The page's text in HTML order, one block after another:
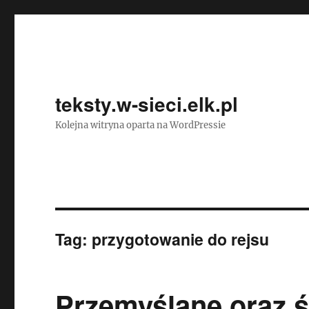
teksty.w-sieci.elk.pl
Kolejna witryna oparta na WordPressie
Tag: przygotowanie do rejsu